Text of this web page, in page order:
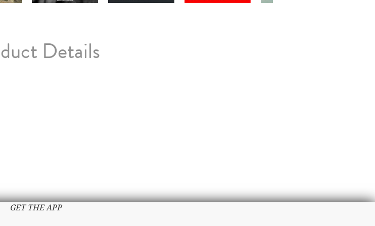
Details
GET THE APP